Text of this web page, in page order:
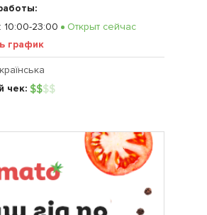
: 10:00-23:00
Открыт сейчас
график
чек: $$$$